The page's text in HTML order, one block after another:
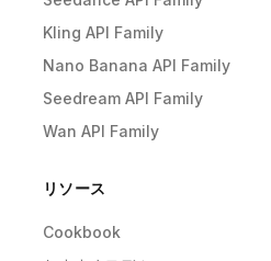
Kling API Family
Nano Banana API Family
Seedream API Family
Wan API Family
リソース
Cookbook